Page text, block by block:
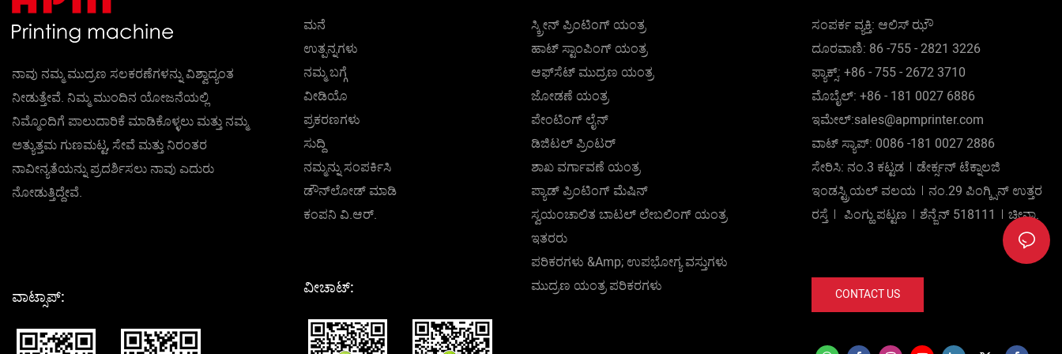
(ವಿಶೇಷವಾಗಿ CNC ಮುದ್ರಣ ಯಂತ್ರಗಳು)
ಸ್ವಯಂಚಾಲಿತ ಹಾಟ್ ಸ್ಟ್ಯಾಂಪಿಂಗ್ ಯಂತ್ರವನ್ನು
ಅದರ ರಚನೆ ಮತ್ತು ವಿನ್ಯಾಸ ಶೈಲಿಯಲ್ಲಿ
ವಿಶಿಷ್ಟವಾಗಿಸುತ್ತದೆ. ಅದರ ವೈಶಿಷ್ಟ್ಯಗಳಿಗೆ
ಸಂಬಂಧಿಸಿದಂತೆ, ನಾವು ಉನ್ನತ ಮಟ್ಟದ ಕಚ್ಚಾ
ವಸ್ತುಗಳನ್ನು ಅಳವಡಿಸಿಕೊಳ್ಳುವ ಮೂಲಕ ಅದನ್ನು
ಅತ್ಯುತ್ತಮವಾಗಿಸಲು ಪ್ರಯತ್ನಿಸುತ್ತೇವೆ.
ನಾವು ನಮ್ಮ ಮುದ್ರಣ ಸಲಕರಣೆಗಳನ್ನು ವಿಶ್ವಾದ್ಯಂತ
ನೀಡುತ್ತೇವೆ. ನಿಮ್ಮ ಮುಂದಿನ ಯೋಜನೆಯಲ್ಲಿ
ನಿಮ್ಮೊಂದಿಗೆ ಪಾಲುದಾರಿಕೆ ಮಾಡಿಕೊಳ್ಳಲು ಮತ್ತು ನಮ್ಮ
ಅತ್ಯುತ್ತಮ ಗುಣಮಟ್ಟ, ಸೇವೆ ಮತ್ತು ನಿರಂತರ
ನಾವೀನ್ಯತೆಯನ್ನು ಪ್ರದರ್ಶಿಸಲು ನಾವು ಎದುರು
ನೋಡುತ್ತಿದ್ದೇವೆ.
ವಾಟ್ಸಾಪ್:
ಮನೆ
ಉತ್ಪನ್ನಗಳು
ನಮ್ಮ ಬಗ್ಗೆ
ವೀಡಿಯೊ
ಪ್ರಕರಣಗಳು
ಸುದ್ದಿ
ನಮ್ಮನ್ನು ಸಂಪರ್ಕಿಸಿ
ಡೌನ್‌ಲೋಡ್ ಮಾಡಿ
ಕಂಪನಿ ವಿ.ಆರ್.
ವೀಚಾಟ್:
ಸ್ಕ್ರೀನ್ ಪ್ರಿಂಟಿಂಗ್ ಯಂತ್ರ
ಹಾಟ್ ಸ್ಟಾಂಪಿಂಗ್ ಯಂತ್ರ
ಆಫ್‌ಸೆಟ್ ಮುದ್ರಣ ಯಂತ್ರ
ಜೋಡಣೆ ಯಂತ್ರ
ಪೇಂಟಿಂಗ್ ಲೈನ್
ಡಿಜಿಟಲ್ ಪ್ರಿಂಟರ್
ಶಾಖ ವರ್ಗಾವಣೆ ಯಂತ್ರ
ಪ್ಯಾಡ್ ಪ್ರಿಂಟಿಂಗ್ ಮೆಷಿನ್
ಸ್ವಯಂಚಾಲಿತ ಬಾಟಲ್ ಲೇಬಲಿಂಗ್ ಯಂತ್ರ
ಇತರರು
ಪರಿಕರಗಳು &amp; ಉಪಭೋಗ್ಯ ವಸ್ತುಗಳು
ಮುದ್ರಣ ಯಂತ್ರ ಪರಿಕರಗಳು
ಸಂಪರ್ಕ ವ್ಯಕ್ತಿ: ಆಲಿಸ್ ಝೌ
ದೂರವಾಣಿ: 86 -755 - 2821 3226
ಫ್ಯಾಕ್ಸ್: +86 - 755 - 2672 3710
ಮೊಬೈಲ್: +86 - 181 0027 6886
ಇಮೇಲ್:sales@apmprinter.com
ವಾಟ್ ಸ್ಯಾಪ್: 0086 -181 0027 2886
ಸೇರಿಸಿ: ನಂ.3 ಕಟ್ಟಡ︱ಡೇರ್ಕ್ಸನ್ ಟೆಕ್ನಾಲಜಿ
ಇಂಡಸ್ಟ್ರಿಯಲ್ ವಲಯ︱ನಂ.29 ಪಿಂಗ್ಕ್ಸಿನ್ ಉತ್ತರ
ರಸ್ತೆ︱ ಪಿಂಗ್ಹು ಪಟ್ಟಣ︱ಶೆನ್ಜೆನ್ 518111︱ಚೀನಾ.
CONTACT US